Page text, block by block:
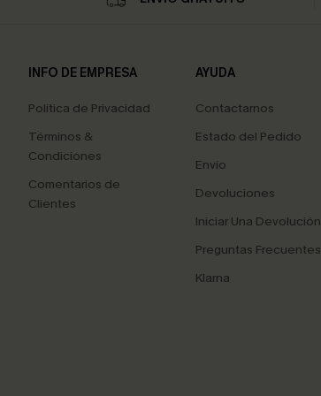
INFO DE EMPRESA
Política de Privacidad
Términos &
Condiciones
Comentarios de
Clientes
AYUDA
Contactarnos
Estado del Pedido
Envío
Devoluciones
Iniciar Una Devolución
Preguntas Frecuentes
Klarna